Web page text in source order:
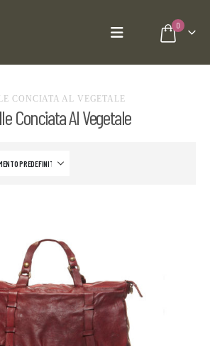
0
CONCIATA AL VEGETALE
Conciata Al Vegetale